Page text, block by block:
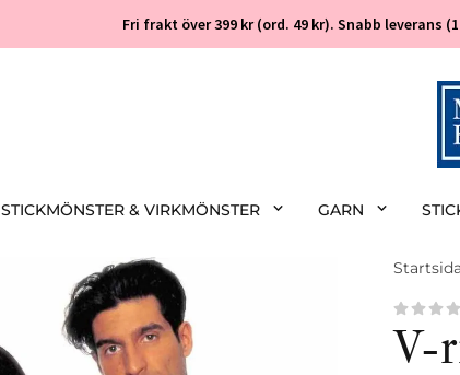
Fri frakt över 399 kr (ord. 49 kr). Snabb leverans
STICKMÖNSTER & VIRKMÖNSTER GARN
Startsida
V-